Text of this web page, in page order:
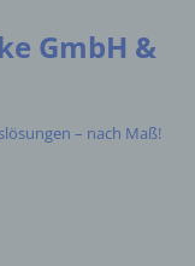
GmbH &
– nach Maß!